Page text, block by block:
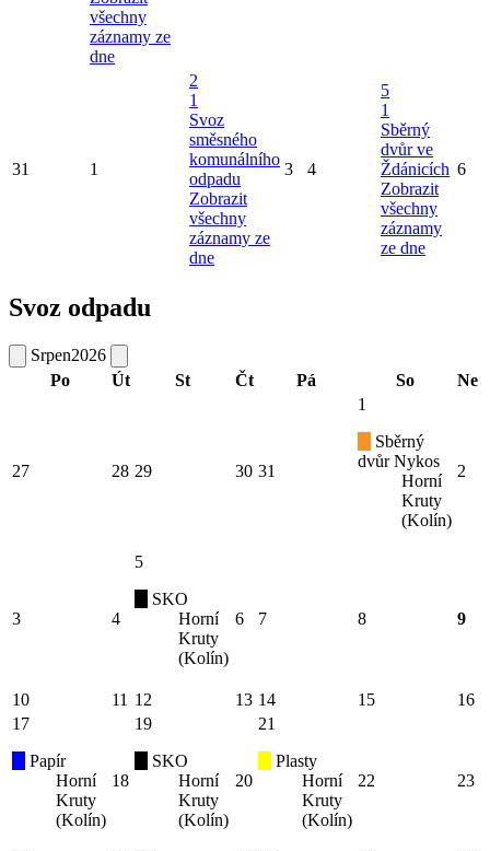
všechny
záznamy ze
dne
31 1
2
1
Svoz
směsného
komunálního
odpadu
Zobrazit
všechny
záznamy ze
dne
3 4
5
1
Sběrný
dvůr ve
Ždánicích
Zobrazit
všechny
záznamy
ze dne
6
Svoz odpadu
Srpen2026
Po
Út St Čt Pá So Ne
27 28 29 30 31
1
Sběrný
dvůr Nykos
Horní
Kruty
(Kolín)
2
3 4
5
SKO
Horní
Kruty
(Kolín)
6 7 8 9
10 11 12 13 14 15
16
17
Papír
Horní
Kruty
(Kolín)
18
19
SKO
Horní
Kruty
(Kolín)
20
21
Plasty
Horní
Kruty
(Kolín)
22 23